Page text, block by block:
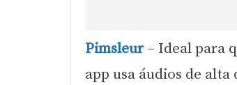
Pimsleur– Ideal para
app usa áudios de